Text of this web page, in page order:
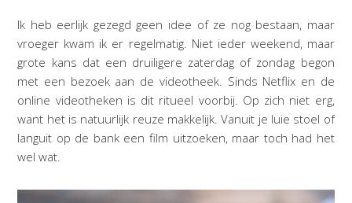
Ik heb eerlijk gezegd geen idee of ze nog bestaan, maar
vroeger kwam ik er regelmatig. Niet ieder weekend, maar
grote kans dat een druiligere zaterdag of zondag begon
met een bezoek aan de videotheek. Sinds Netflix en de
online videotheken is dit ritueel voorbij. Op zich niet erg,
want het is natuurlijk reuze makkelijk. Vanuit je luie stoel of
languit op de bank een film uitzoeken, maar toch had het
wel wat.